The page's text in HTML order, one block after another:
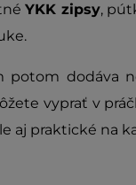
YKK zipsy,
potom dodáva
vyprať v
aj praktické na